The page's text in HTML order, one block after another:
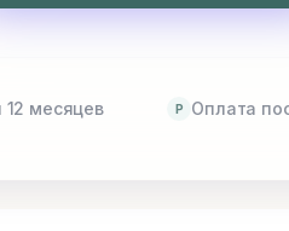
12 месяцев P Оплата